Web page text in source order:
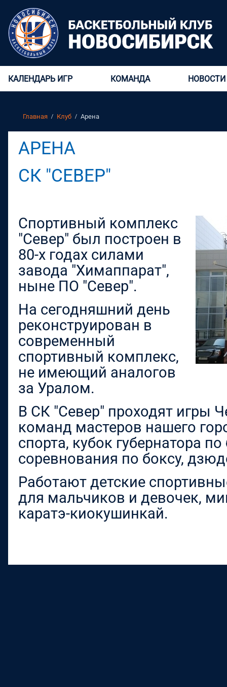
КАЛЕНДАРЬ ИГР КОМАНДА НОВОСТИ
Главная Клуб Арена
АРЕНА
СК "СЕВЕР"
Спортивный комплекс
"Север" был построен в
80-х годах силами
завода "Химаппарат",
ныне ПО "Север".
На сегодняшний день
реконструирован в
современный
спортивный комплекс,
не имеющий аналогов
за Уралом.
В СК "Север" проходят игры
команд мастеров нашего
спорта, кубок губернатора
соревнования по боксу,
Работают детские
для мальчиков и девочек,
каратэ-киокушинкай.